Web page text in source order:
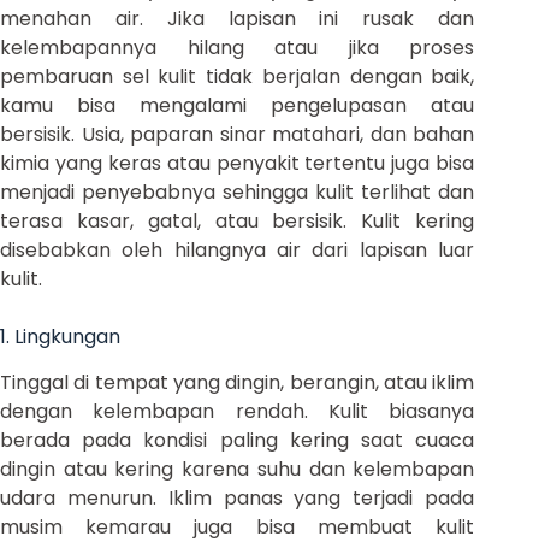
menahan air. Jika lapisan ini rusak dan
kelembapannya hilang atau jika proses
pembaruan sel kulit tidak berjalan dengan baik,
kamu bisa mengalami pengelupasan atau
bersisik. Usia, paparan sinar matahari, dan bahan
kimia yang keras atau penyakit tertentu juga bisa
menjadi penyebabnya sehingga kulit terlihat dan
terasa kasar, gatal, atau bersisik. Kulit kering
disebabkan oleh hilangnya air dari lapisan luar
kulit.
1. Lingkungan
Tinggal di tempat yang dingin, berangin, atau iklim
dengan kelembapan rendah. Kulit biasanya
berada pada kondisi paling kering saat cuaca
dingin atau kering karena suhu dan kelembapan
udara menurun. Iklim panas yang terjadi pada
musim kemarau juga bisa membuat kulit